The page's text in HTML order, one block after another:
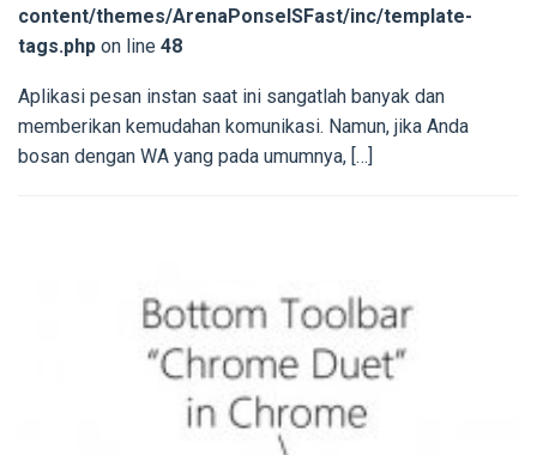
content/themes/ArenaPonselSFast/inc/template-
tags.php on line 48
Aplikasi pesan instan saat ini sangatlah banyak dan
memberikan kemudahan komunikasi. Namun, jika Anda
bosan dengan WA yang pada umumnya, […]